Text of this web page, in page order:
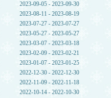
2023-09-05 - 2023-09-30
2023-08-11 - 2023-08-19
2023-07-27 - 2023-07-27
2023-05-27 - 2023-05-27
2023-03-07 - 2023-03-18
2023-02-09 - 2023-02-21
2023-01-07 - 2023-01-25
2022-12-30 - 2022-12-30
2022-11-09 - 2022-11-18
2022-10-14 - 2022-10-30